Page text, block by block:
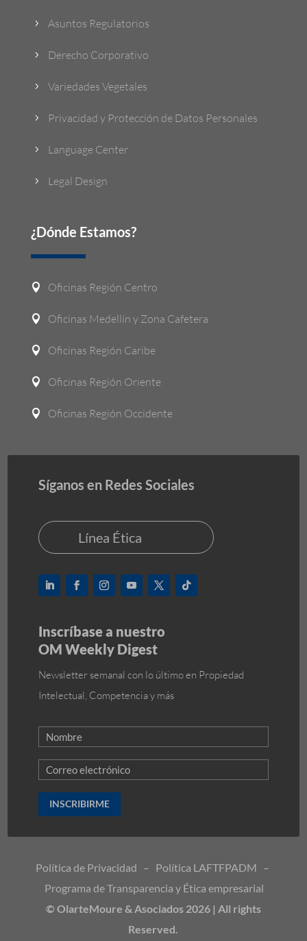
5 Asuntos Regulatorios
5 Derecho Corporativo
5 Variedades Vegetales
5 Privacidad y Protección de Datos Personales
5 Language Center
5 Legal Design
¿Dónde Estamos?
 Oficinas Región Centro
 Oficinas Medellín y Zona Cafetera
 Oficinas Región Caribe
 Oficinas Región Oriente
 Oficinas Región Occidente
Síganos en Redes Sociales
Línea Ética
Inscríbase a nuestro
OM Weekly Digest
Newsletter semanal con lo último en Propiedad
Intelectual, Competencia y más
INSCRIBIRME
Política de Privacidad – Política LAFTFPADM –
Programa de Transparencia y Ética empresarial
© OlarteMoure & Asociados 2026 | All rights
Reserved.